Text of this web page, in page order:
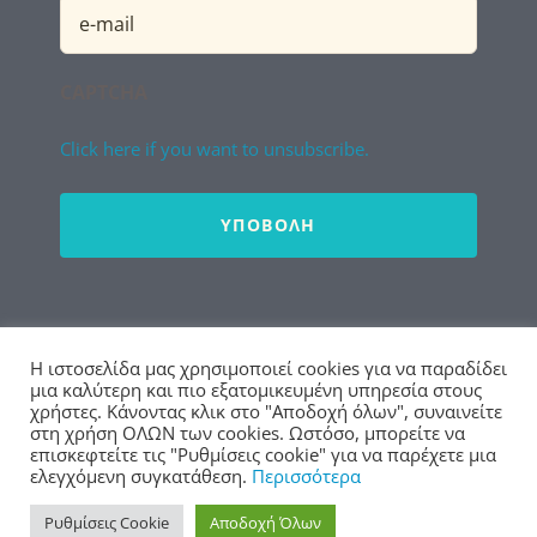
(Required)
Click here if you want to unsubscribe.
Απεγγραφή από Newsletter
© Copyright 2020 - 2026 | ΔΠΘ
Η ιστοσελίδα μας χρησιμοποιεί cookies για να παραδίδει
μια καλύτερη και πιο εξατομικευμένη υπηρεσία στους
χρήστες. Κάνοντας κλικ στο "Αποδοχή όλων", συναινείτε
στη χρήση ΟΛΩΝ των cookies. Ωστόσο, μπορείτε να
επισκεφτείτε τις "Ρυθμίσεις cookie" για να παρέχετε μια
ελεγχόμενη συγκατάθεση. Περισσότερα
Ρυθμίσεις Cookie Αποδοχή Όλων